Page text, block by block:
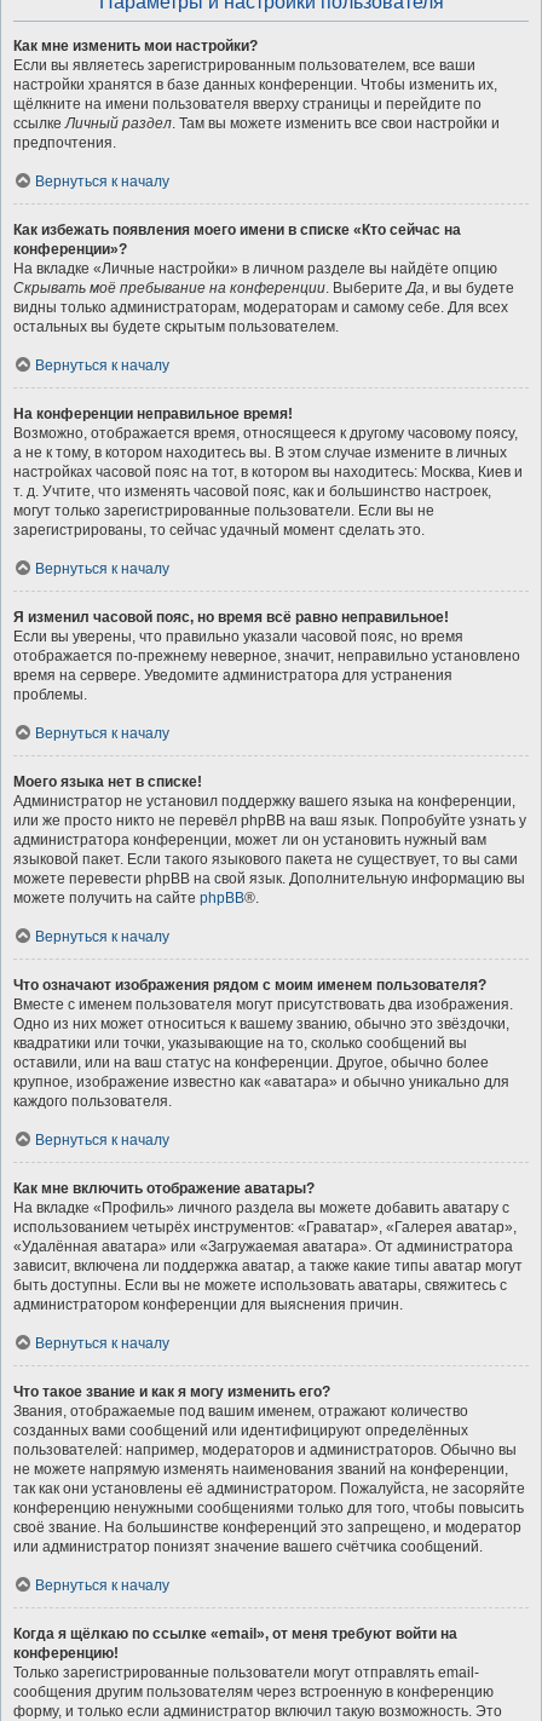
Как мне изменить мои настройки?
Если вы являетесь зарегистрированным пользователем, все ваши
настройки хранятся в базе данных конференции. Чтобы изменить их,
щёлкните на имени пользователя вверху страницы и перейдите по
ссылкеЛичный раздел. Там вы можете изменить все свои настройки и
предпочтения.
Вернуться к началу
Как избежать появления моего имени в списке «Кто сейчас на
конференции»?
На вкладке «Личные настройки» в личном разделе вы найдёте опцию
Скрывать моё пребывание на конференции. ВыберитеДа, и вы будете
видны только администраторам, модераторам и самому себе. Для всех
остальных вы будете скрытым пользователем.
Вернуться к началу
На конференции неправильное время!
Возможно, отображается время, относящееся к другому часовому поясу,
а не к тому, в котором находитесь вы. В этом случае измените в личных
настройках часовой пояс на тот, в котором вы находитесь: Москва, Киев и
т. д. Учтите, что изменять часовой пояс, как и большинство настроек,
могут только зарегистрированные пользователи. Если вы не
зарегистрированы, то сейчас удачный момент сделать это.
Вернуться к началу
Я изменил часовой пояс, но время всё равно неправильное!
Если вы уверены, что правильно указали часовой пояс, но время
отображается по-прежнему неверное, значит, неправильно установлено
время на сервере. Уведомите администратора для устранения
проблемы.
Вернуться к началу
Моего языка нет в списке!
Администратор не установил поддержку вашего языка на конференции,
или же просто никто не перевёл phpBB на ваш язык. Попробуйте узнать у
администратора конференции, может ли он установить нужный вам
языковой пакет. Если такого языкового пакета не существует, то вы сами
можете перевести phpBB на свой язык. Дополнительную информацию вы
можете получить на сайте phpBB®.
Вернуться к началу
Что означают изображения рядом с моим именем пользователя?
Вместе с именем пользователя могут присутствовать два изображения.
Одно из них может относиться к вашему званию, обычно это звёздочки,
квадратики или точки, указывающие на то, сколько сообщений вы
оставили, или на ваш статус на конференции. Другое, обычно более
крупное, изображение известно как «аватара» и обычно уникально для
каждого пользователя.
Вернуться к началу
Как мне включить отображение аватары?
На вкладке «Профиль» личного раздела вы можете добавить аватару с
использованием четырёх инструментов: «Граватар», «Галерея аватар»,
«Удалённая аватара» или «Загружаемая аватара». От администратора
зависит, включена ли поддержка аватар, а также какие типы аватар могут
быть доступны. Если вы не можете использовать аватары, свяжитесь с
администратором конференции для выяснения причин.
Вернуться к началу
Что такое звание и как я могу изменить его?
Звания, отображаемые под вашим именем, отражают количество
созданных вами сообщений или идентифицируют определённых
пользователей: например, модераторов и администраторов. Обычно вы
не можете напрямую изменять наименования званий на конференции,
так как они установлены её администратором. Пожалуйста, не засоряйте
конференцию ненужными сообщениями только для того, чтобы повысить
своё звание. На большинстве конференций это запрещено, и модератор
или администратор понизят значение вашего счётчика сообщений.
Вернуться к началу
Когда я щёлкаю по ссылке «email», от меня требуют войти на
конференцию!
Только зарегистрированные пользователи могут отправлять email-
сообщения другим пользователям через встроенную в конференцию
форму, и только если администратор включил такую возможность. Это